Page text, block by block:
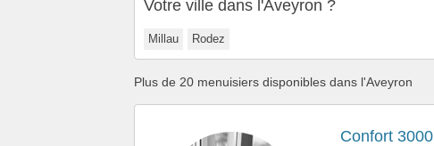
Votre ville dans l'Aveyron ?
Millau Rodez
Plus de 20 menuisiers disponibles dans l'Aveyron
Confort 3000